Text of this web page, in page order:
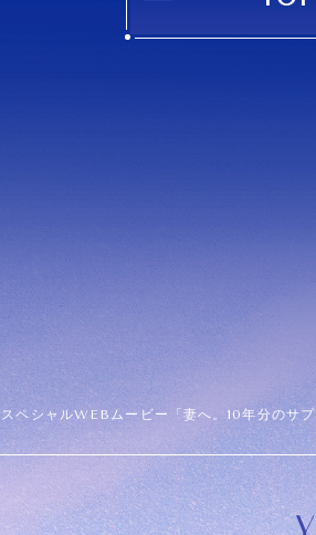
スペシャルWEBムービー「妻へ。10年分のサ